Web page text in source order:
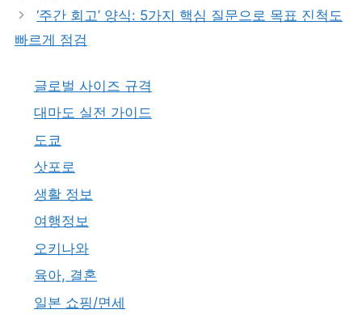
‘주간 회고’ 양식: 5가지 핵심 질문으로 목표 진척도
빠르게 점검
글로벌 사이즈 규격
대마도 실전 가이드
도쿄
삿포로
생활 정보
여행정보
오키나와
육아, 결혼
일본 쇼핑/면세